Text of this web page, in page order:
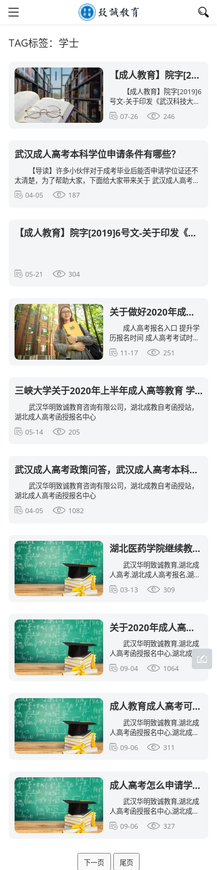
TAG标签：学士
【成人教育】院字[2019]6号文-关于印发《武汉科技大学武汉科技大学成人学士学位证明管理办法
【成人教育】院字[2019]6
号文-关于印发《武汉科技大学
武汉科技大学成人学士学位证
明管理办法》的通知 学历提升
07-26 246
武汉成人高考本科学位申请条件有哪些？
【导读】许多小伙伴对于成考毕业后能否申请学位证还不
太清楚，为了帮助大家，下面给大家带来关于 武汉成人高考本
科学位申请条件有哪些? 的内容，供各位参考。 武汉成人高考
本科学位申
04-05 187
【成人教育】院字[2019]6号文-关于印发《武汉科技大学武汉科技大学成人学士学位证明管理办法
05-21 304
关于做好2020年成人高等教育本科生申请学士学位外语考试工作的通知
成人高考报名入口 提升学
历报名时间 成人高考考试时间
函授报名入口 关于做好2020年
成人高等教育本科生申请学士
考试大纲（英）
11-17 251
三峡大学关于2020年上半年成人高等教育 学士学位申请报名工作通知
武汉华明致诚教育咨询有限公司，湖北成教自考函授站，
湖北成人高考函授报名中心
05-14
205
武汉成人高考政策问答，武汉成人高考本科可以拿到学位吗？
武汉华明致诚教育咨询有限公司，湖北成教自考函授站，
湖北成人高考函授报名中心
04-05
1082
湖北医药学院继续教育学院关于组织2019届成人高等教育本科毕业生学士学位课程考试的通知
武汉华明致诚教育,湖北成
人高考,湖北成人高考报名,湖北
夜大报名,湖北函授报名,湖北大
学成人高考报名,湖北工业大学
报名,武汉科技
03-13 309
关于2020年成人高等教育本科生申请学士学位外语考试时间安排的通知
武汉华明致诚教育,湖北成
人高考函授报名中心,湖北成教
自考函授站,湖北成人高考,湖北
成人高考报名,湖北夜大报名,湖
09-04 1064
成人教育成人高考可以拿到学士学位证吗？如何拿到成人高考的学位证
武汉华明致诚教育,湖北成
人高考函授报名中心,湖北成教
自考函授站，湖北成人高考,湖
北成人高考报名,湖北夜大报名,
报名,三峡大学
09-06 311
成人高考怎么申请学位？成人高考函授学历可以拿到学位证吗？
武汉华明致诚教育,湖北成
人高考函授报名中心,湖北成教
自考函授站，湖北成人高考,湖
北成人高考报名,湖北夜大报名,
报名,三峡大学
09-06 327
下一页 尾页